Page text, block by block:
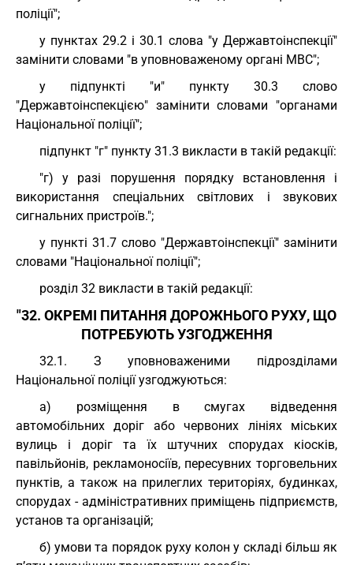
поліції";
у пунктах 29.2 і 30.1 слова "у Державтоінспекції"
замінити словами "в уповноваженому органі МВС";
у підпункті "и" пункту 30.3 слово
"Державтоінспекцією" замінити словами "органами
Національної поліції";
підпункт "г" пункту 31.3 викласти в такій редакції:
"г) у разі порушення порядку встановлення і
використання спеціальних світлових і звукових
сигнальних пристроїв.";
у пункті 31.7 слово "Державтоінспекції" замінити
словами "Національної поліції";
розділ 32 викласти в такій редакції:
"32. ОКРЕМІ ПИТАННЯ ДОРОЖНЬОГО РУХУ, ЩО
ПОТРЕБУЮТЬ УЗГОДЖЕННЯ
32.1. З уповноваженими підрозділами
Національної поліції узгоджуються:
а) розміщення в смугах відведення
автомобільних доріг або червоних лініях міських
вулиць і доріг та їх штучних спорудах кіосків,
павільйонів, рекламоносіїв, пересувних торговельних
пунктів, а також на прилеглих територіях, будинках,
спорудах - адміністративних приміщень підприємств,
установ та організацій;
б) умови та порядок руху колон у складі більш як